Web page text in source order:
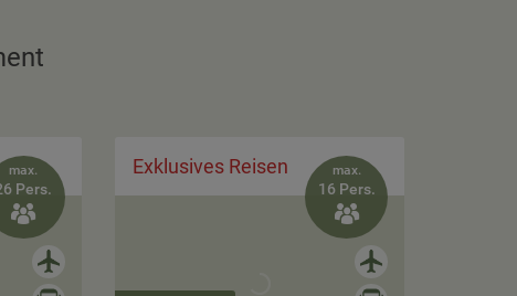
max.
Pers.

max.
16 Pers.

Exklusives Reisen